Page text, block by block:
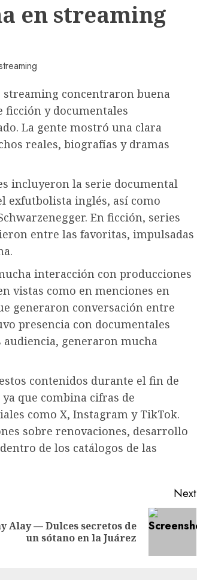
en streaming
streaming concentraron buena
ficción y documentales
La gente mostró una clara
reales, biografías y dramas
incluyeron la serie documental
exfutbolista inglés, así como
En ficción, series
entre las favoritas, impulsadas
interacción con producciones
vistas como en menciones en
generaron conversación entre
presencia con documentales
generaron mucha
contenidos durante el fin de
que combina cifras de
como X, Instagram y TikTok.
sobre renovaciones, desarrollo
de los catálogos de las
Next
Alay — Dulces secretos de
un sótano en la Juárez